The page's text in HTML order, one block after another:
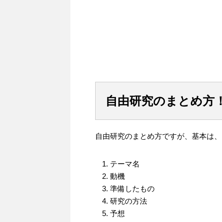
自由研究のまとめ方
自由研究のまとめ方ですが、基本は、
テーマ名
動機
準備したもの
研究の方法
予想